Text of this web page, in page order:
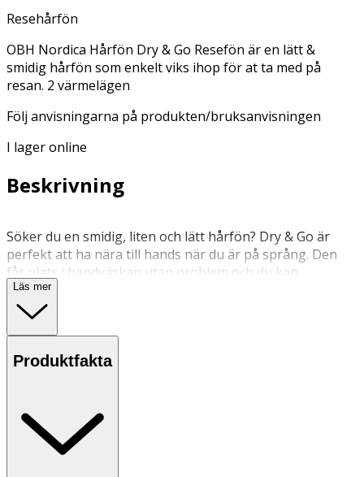
Resehårfön
OBH Nordica Hårfön Dry & Go Resefön är en lätt &
smidig hårfön som enkelt viks ihop för at ta med på
resan. 2 värmelägen
Följ anvisningarna på produkten/bruksanvisningen
I lager online
Beskrivning
Söker du en smidig, liten och lätt hårfön? Dry & Go är
perfekt att ha nära till hands när du är på språng. Den
får plats i handväskan utan problem och du kan
dessutom vika ihop den för att göra den ännu mindre.
Den lilla storleken gör också att den inte väger så mycket.
hastigheter. Den är dessutom omkopplingsbar mellan
110 och 220 volt för att passa flera uttag. En perfekt
Säkerhetsanvisningar 1. Läs igenom bruksanvisningen
noga innan användning och spar den för framtida bruk.
2. Anslut endast apparaten till 110/240 volt växelström
Läs mer
Produktfakta